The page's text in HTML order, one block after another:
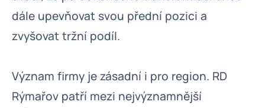
dále upevňovat svou přední pozici a
zvyšovat tržní podíl.
Význam firmy je zásadní i pro region. RD
Rýmařov patří mezi nejvýznamnější